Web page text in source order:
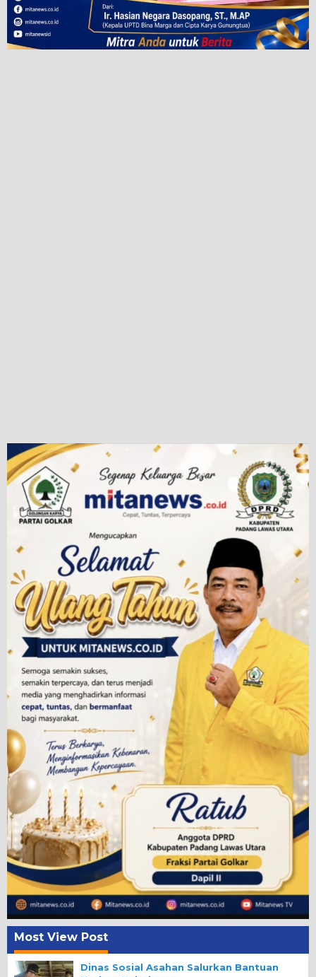
Most View Post
Dinas Sosial Asahan Salurkan Bantuan